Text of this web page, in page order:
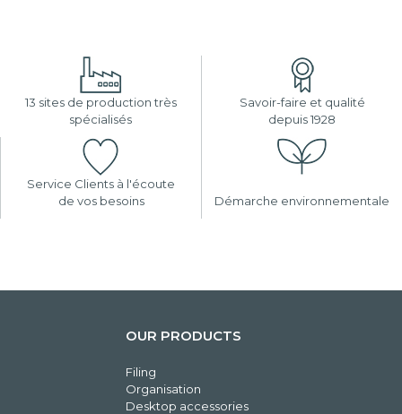
13 sites de production très
spécialisés
Savoir-faire et qualité
depuis 1928
Service Clients à l'écoute
de vos besoins
Démarche environnementale
OUR PRODUCTS
Filing
Organisation
Desktop accessories